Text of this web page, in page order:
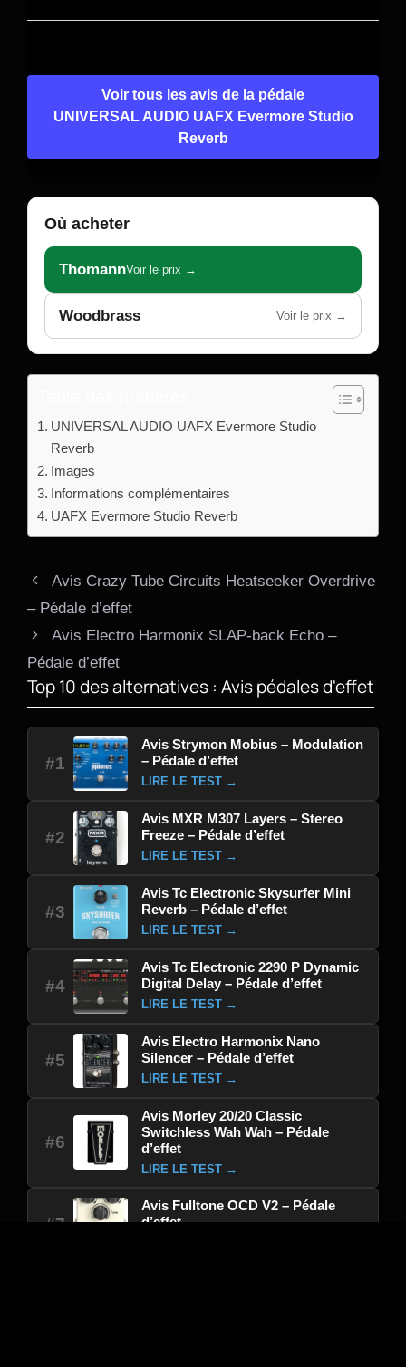
Voir tous les avis de la pédale
UNIVERSAL AUDIO UAFX Evermore Studio
Reverb
Où acheter
ThomannVoir le prix →
Woodbrass Voir le prix →
UNIVERSAL AUDIO UAFX Evermore Studio
Reverb
Images
Informations complémentaires
UAFX Evermore Studio Reverb
Avis Crazy Tube Circuits Heatseeker Overdrive
– Pédale d’effet
Avis Electro Harmonix SLAP-back Echo –
Pédale d’effet
Top 10 des alternatives : Avis pédales d'effet
#1
Avis Strymon Mobius – Modulation
– Pédale d’effet
LIRE LE TEST →
#2
Avis MXR M307 Layers – Stereo
Freeze – Pédale d’effet
LIRE LE TEST →
#3
Avis Tc Electronic Skysurfer Mini
Reverb – Pédale d’effet
LIRE LE TEST →
#4
Avis Tc Electronic 2290 P Dynamic
Digital Delay – Pédale d’effet
LIRE LE TEST →
#5
Avis Electro Harmonix Nano
Silencer – Pédale d’effet
LIRE LE TEST →
#6
Avis Morley 20/20 Classic
Switchless Wah Wah – Pédale
d’effet
LIRE LE TEST →
#7
Avis Fulltone OCD V2 – Pédale
d’effet